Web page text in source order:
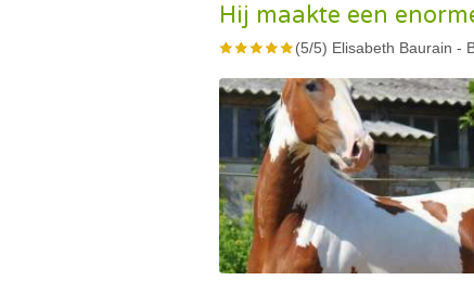
Hij maakte een
(5/5) Elisabeth Baurain -